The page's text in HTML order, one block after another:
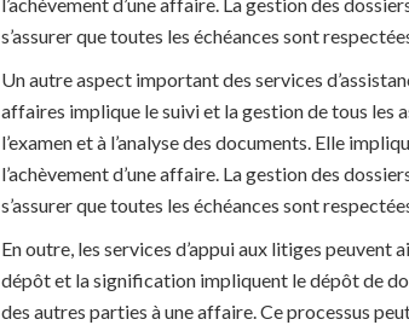
l’achèvement d’une affaire. La gestion des
s’assurer que toutes les échéances sont
Un autre aspect important des services
affaires implique le suivi et la gestion de tous les
l’examen et à l’analyse des documents. Elle
l’achèvement d’une affaire. La gestion des
s’assurer que toutes les échéances sont
En outre, les services d’appui aux litiges peuvent
dépôt et la signification impliquent le dépôt de
des autres parties à une affaire. Ce processus